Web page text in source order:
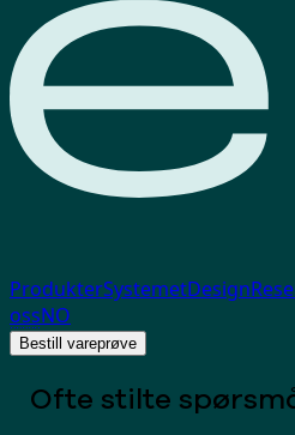
ProdukterSystemetDesign
ossNO
Bestill vareprøve
Ofte stilte